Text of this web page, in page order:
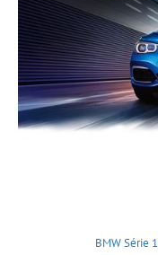
BMW Série